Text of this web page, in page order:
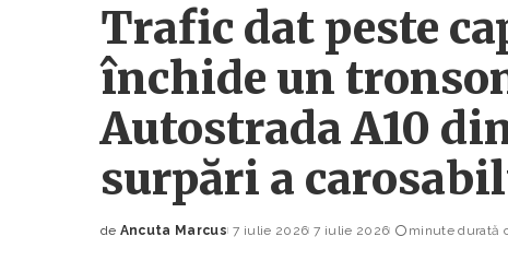
Trafic dat peste
închide un
Autostrada A10
surpări a
de Ancuta Marcus 7 iulie 2026 7 iulie 2026 minute durată